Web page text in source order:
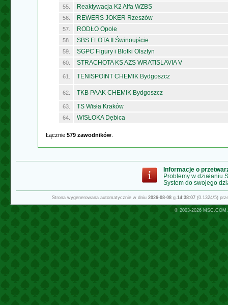
55. Reaktywacja K2 Alfa WZBS
56. REWERS JOKER Rzeszów
57. RODŁO Opole
58. SBS FLOTA II Świnoujście
59. SGPC Figury i Blotki Olsztyn
60. STRACHOTA KS AZS WRATISLAVIA V
61. TENISPOINT CHEMIK Bydgoszcz
62. TKB PAAK CHEMIK Bydgoszcz
63. TS Wisła Kraków
64. WISŁOKA Dębica
Łącznie 579 zawodników
Informacje o
Problemy w działaniu
System do swojego
Strona wygenerowana automatycznie w dniu 2026-08-08g.14:38:07(0.1324/5)
© 2003-2026